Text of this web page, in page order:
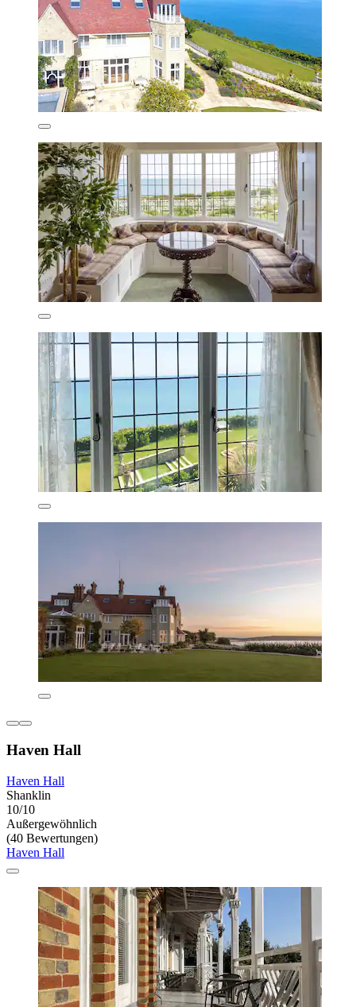
Haven Hall
Haven Hall
Shanklin
10/10
Außergewöhnlich
(40 Bewertungen)
Haven Hall